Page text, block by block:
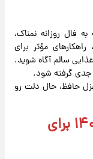
فال روزانه نمناک،
مؤثر برای
سالم آگاه شوید.
جدی گرفته شود.
حافظ، حال دلت رو
فال روزانه در روز ۲۱ خرداد ۱۴۰۵ برای